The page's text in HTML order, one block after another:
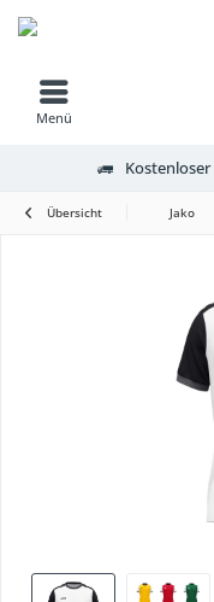
Menü
Kostenloser
Übersicht Jako